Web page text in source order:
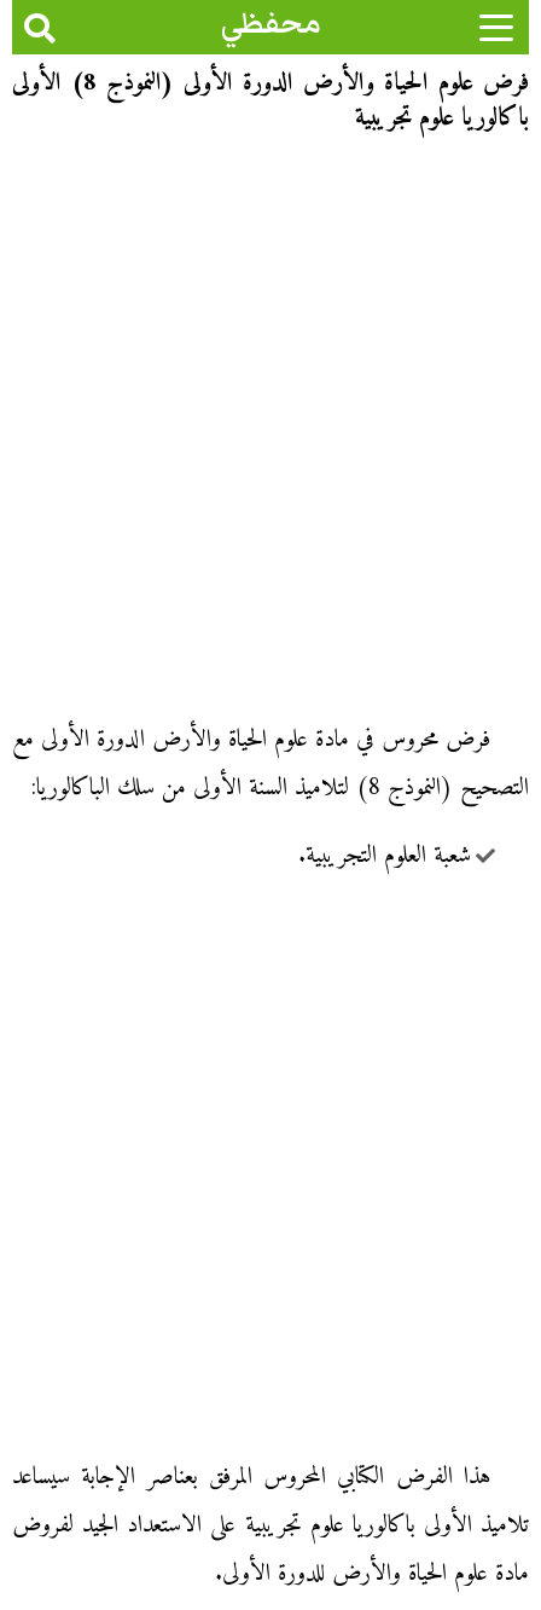
محفظي
فرض علوم الحياة والأرض الدورة الأولى (النموذج 8) الأولى
باكالوريا علوم تجريبية
فرض محروس في مادة علوم الحياة والأرض الدورة الأولى مع
التصحيح (النموذج 8) لتلاميذ السنة الأولى من سلك الباكالوريا:
شعبة العلوم التجريبية.
هذا الفرض الكتابي المحروس المرفق بعناصر الإجابة سيساعد
تلاميذ الأولى باكالوريا علوم تجريبية على الاستعداد الجيد لفروض
مادة علوم الحياة والأرض للدورة الأولى.